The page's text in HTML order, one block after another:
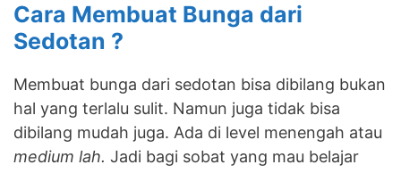
Cara Membuat Bunga dari
Sedotan ?
Membuat bunga dari sedotan bisa dibilang bukan
hal yang terlalu sulit. Namun juga tidak bisa
dibilang mudah juga. Ada di level menengah atau
medium lah. Jadi bagi sobat yang mau belajar